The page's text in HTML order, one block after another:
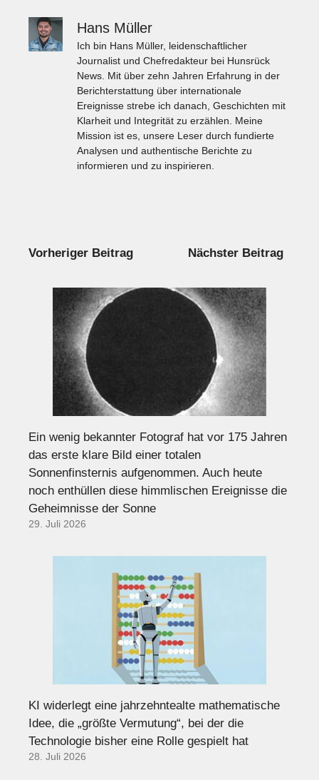
Hans Müller
Ich bin Hans Müller, leidenschaftlicher
Journalist und Chefredakteur bei Hunsrück
News. Mit über zehn Jahren Erfahrung in der
Berichterstattung über internationale
Ereignisse strebe ich danach, Geschichten mit
Klarheit und Integrität zu erzählen. Meine
Mission ist es, unsere Leser durch fundierte
Analysen und authentische Berichte zu
informieren und zu inspirieren.
Vorheriger Beitrag Nächster Beitrag
Ein wenig bekannter Fotograf hat vor 175 Jahren
das erste klare Bild einer totalen
Sonnenfinsternis aufgenommen. Auch heute
noch enthüllen diese himmlischen Ereignisse die
Geheimnisse der Sonne
29. Juli 2026
KI widerlegt eine jahrzehntealte mathematische
Idee, die „größte Vermutung“, bei der die
Technologie bisher eine Rolle gespielt hat
28. Juli 2026